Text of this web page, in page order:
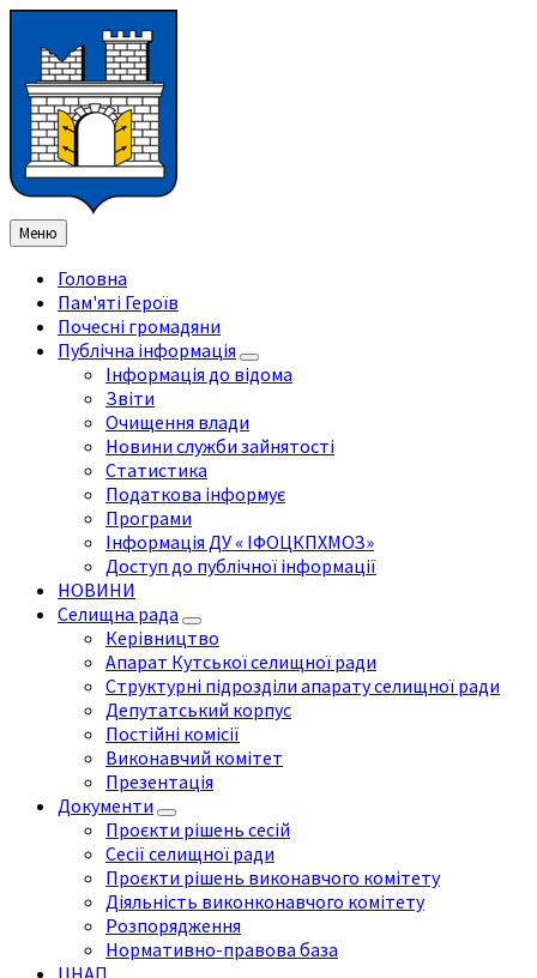
змісту
ліву
бічну
панель
праву
бічну
панель
нижнього
колонтитула
Меню
Головна
Пам'яті Героїв
Почесні громадяни
Публічна інформація
Інформація до відома
Звіти
Очищення влади
Новини служби зайнятості
Статистика
Податкова інформує
Програми
Інформація ДУ « ІФОЦКПХМОЗ»
Доступ до публічної інформації
НОВИНИ
Селищна рада
Керівництво
Апарат Кутської селищної ради
Структурні підрозділи апарату селищної ради
Депутатський корпус
Постійні комісії
Виконавчий комітет
Презентація
Документи
Проєкти рішень сесій
Сесії селищної ради
Проєкти рішень виконавчого комітету
Діяльність виконконавчого комітету
Розпорядження
Нормативно-правова база
ЦНАП